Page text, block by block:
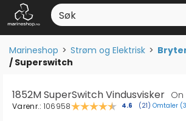
Marineshop>Strøm og Elektrisk>
/ Superswitch
1852M SuperSwitch Vindusvisker
Varenr.: 106958 4.6 (stemmer:
21) Omtaler (3